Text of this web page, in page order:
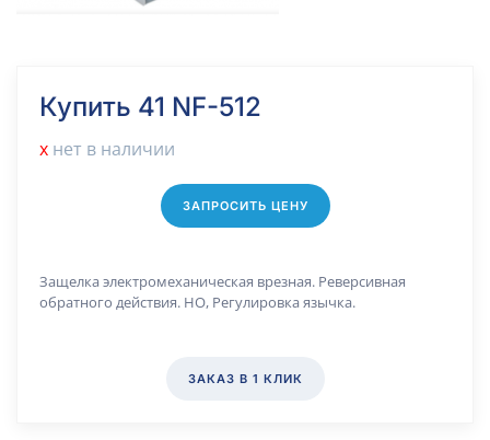
Купить 41 NF-512
х нет в наличии
ЗАПРОСИТЬ ЦЕНУ
Защелка электромеханическая врезная. Реверсивная
обратного действия. НО, Регулировка язычка.
ЗАКАЗ В 1 КЛИК